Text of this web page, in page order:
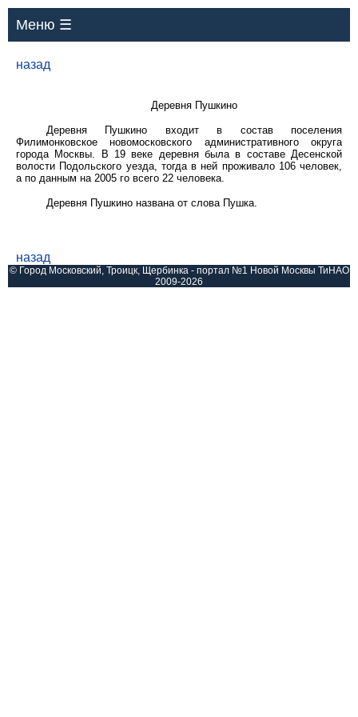
Меню ☰
назад
Деревня Пушкино
Деревня Пушкино входит в состав поселения
Филимонковское новомосковского административного округа
города Москвы. В 19 веке деревня была в составе Десенской
волости Подольского уезда, тогда в ней проживало 106 человек,
а по данным на 2005 го всего 22 человека.
Деревня Пушкино названа от слова Пушка.
назад
© Город Московский, Троицк, Щербинка - портал №1 Новой Москвы ТиНАО
2009-2026